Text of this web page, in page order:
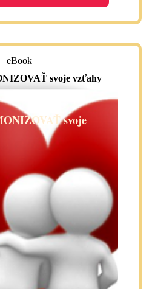
eBook
svoje vzťahy
svoje